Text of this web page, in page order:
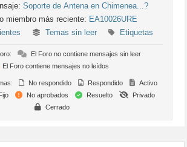
Soporte de Antena en Chimenea...?
miembro más reciente: EA10026URE
Temas sin leer Etiquetas
El Foro no contiene mensajes sin leer
El Foro contiene mensajes no leídos
No respondido Respondido
Activo
No aprobados Resuelto
Privado
Cerrado